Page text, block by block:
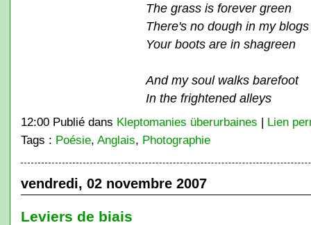
The grass is forever green
There's no dough in my blogs
Your boots are in shagreen
And my soul walks barefoot
In the frightened alleys
12:00 Publié dans Kleptomanies überurbaines | Lien
Tags : Poésie, Anglais, Photographie
vendredi, 02 novembre 2007
Leviers de biais